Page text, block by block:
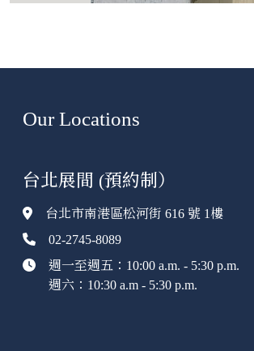
Our Locations
台北展間 (預約制）
台北市南港區松河街 616 號 1樓
02-2745-8089
週一至週五：10:00 a.m. - 5:30 p.m.
週六：10:30 a.m - 5:30 p.m.